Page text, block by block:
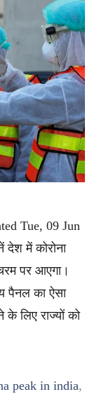
Tue, 09 Jun
में कोरोना
पर आएगा।
पैनल का ऐसा
लिए राज्यों को
peak in india,